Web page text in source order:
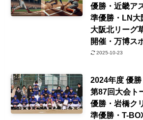
優勝・近畿ア
準優勝・LN大
大阪北リーグ
開催・万博ス
2025-10-23
2024年度 優勝
第87回大会ト
優勝・岩橋ク
準優勝・T-